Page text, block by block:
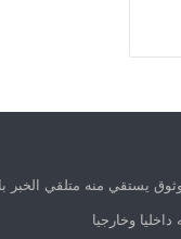
يستقي منه متلقي الخبر
وخارجيا